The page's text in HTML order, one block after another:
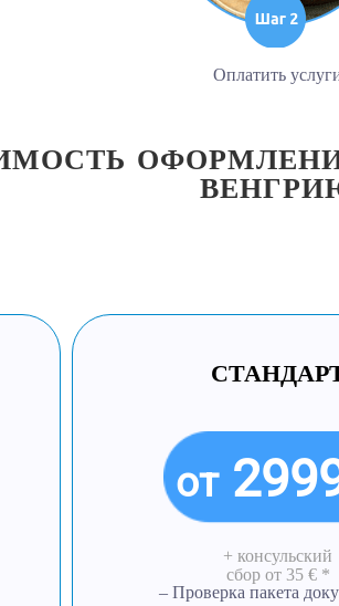
Оплатить
от
+ консульский
сбор от 35 € *
– Проверка пакета